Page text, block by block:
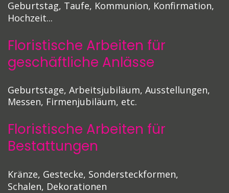
Geburtstag, Taufe, Kommunion, Konfirmation,
Hochzeit...
Floristische Arbeiten für
geschäftliche Anlässe
Geburtstage, Arbeitsjubiläum, Ausstellungen,
Messen, Firmenjubiläum, etc.
Floristische Arbeiten für
Bestattungen
Kränze, Gestecke, Sondersteckformen,
Schalen, Dekorationen